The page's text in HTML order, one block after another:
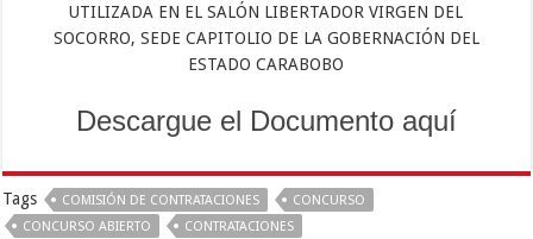
UTILIZADA EN EL SALÓN LIBERTADOR VIRGEN DEL
SOCORRO, SEDE CAPITOLIO DE LA GOBERNACIÓN DEL
ESTADO CARABOBO
Descargue el Documento aquí
Tags COMISIÓN DE CONTRATACIONES
CONCURSO
CONCURSO ABIERTO
CONTRATACIONES